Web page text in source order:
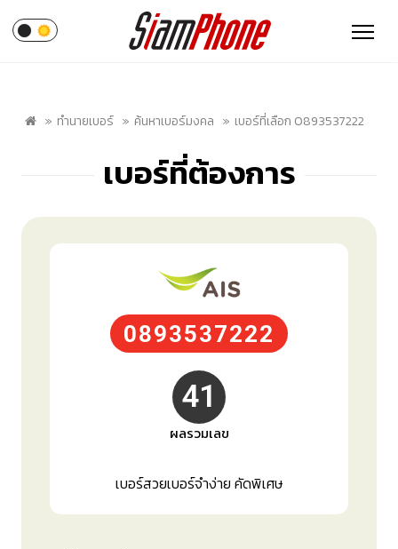
ทำนายเบอร์ ค้นหาเบอร์มงคล เบอร์ที่เลือก 0893537222
เบอร์ที่ต้องการ
0893537222
41
ผลรวมเลข
เบอร์สวยเบอร์จำง่าย คัดพิเศษ